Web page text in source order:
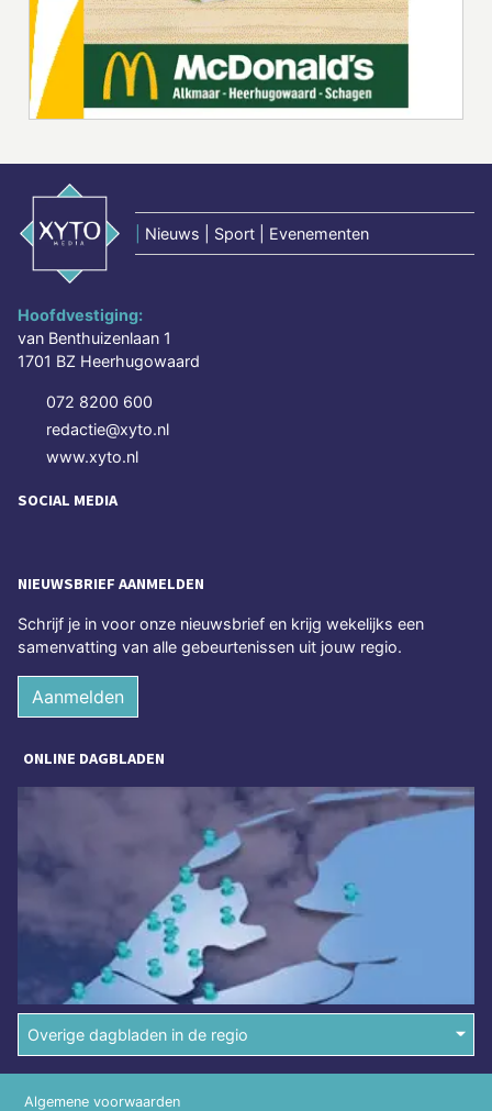
Nieuws | Sport | Evenementen
Hoofdvestiging:
van Benthuizenlaan 1
1701 BZ Heerhugowaard
072 8200 600
redactie@xyto.nl
www.xyto.nl
SOCIAL MEDIA
NIEUWSBRIEF AANMELDEN
Schrijf je in voor onze nieuwsbrief en krijg wekelijks een
samenvatting van alle gebeurtenissen uit jouw regio.
Aanmelden
ONLINE DAGBLADEN
Overige dagbladen in de regio
Algemene voorwaarden